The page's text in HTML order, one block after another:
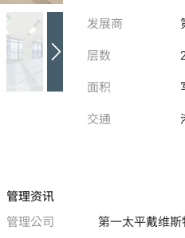
发展商
层数
面积
交通
管理资讯
管理公司
第一太平戴维